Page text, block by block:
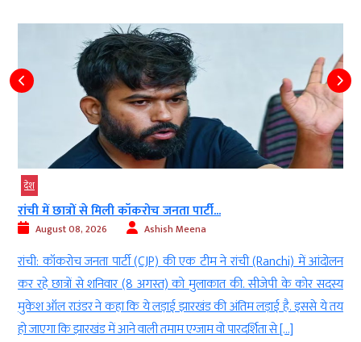
देश
रांची में छात्रों से मिली कॉकरोच जनता पार्टी...
August 08, 2026 Ashish Meena
रांची: कॉकरोच जनता पार्टी (CJP) की एक टीम ने रांची (Ranchi) में आंदोलन
कर रहे छात्रों से शनिवार (8 अगस्त) को मुलाकात की. सीजेपी के कोर सदस्य
मुकेश ऑल राउंडर ने कहा कि ये लड़ाई झारखंड की अंतिम लड़ाई है. इससे ये तय
हो जाएगा कि झारखंड में आने वाली तमाम एग्जाम वो पारदर्शिता से […]